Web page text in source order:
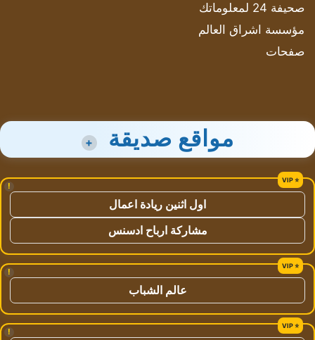
صحيفة 24 لمعلوماتك
مؤسسة اشراق العالم
صفحات
مواقع صديقة +
!
اول اثنين ريادة اعمال
مشاركة ارباح ادسنس
!
عالم الشباب
!